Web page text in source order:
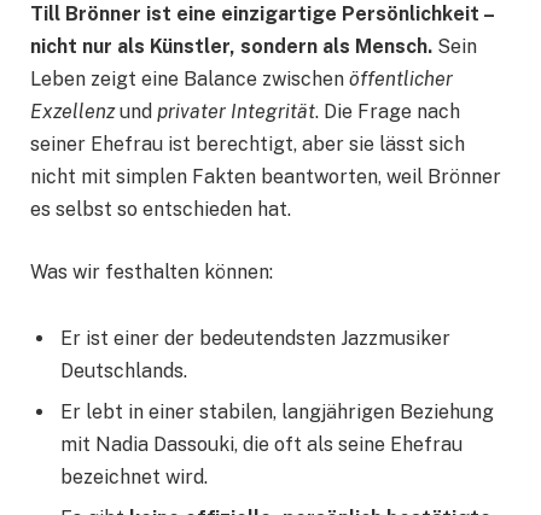
Till Brönner ist eine einzigartige Persönlichkeit –
nicht nur als Künstler, sondern als Mensch. Sein
Leben zeigt eine Balance zwischen öffentlicher
Exzellenzund privater Integrität. Die Frage nach
seiner Ehefrau ist berechtigt, aber sie lässt sich
nicht mit simplen Fakten beantworten, weil Brönner
es selbst so entschieden hat.
Was wir festhalten können:
Er ist einer der bedeutendsten Jazzmusiker
Deutschlands.
Er lebt in einer stabilen, langjährigen Beziehung
mit Nadia Dassouki, die oft als seine Ehefrau
bezeichnet wird.